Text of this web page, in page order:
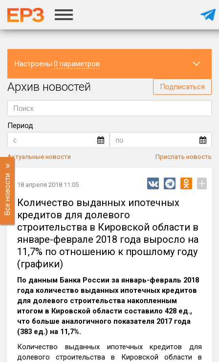
Настроены 0 параметров
Регион
Архив новостей Подписаться
Период
Актуальные новости Прислать новость
Все новости 18 апреля 2018 11:05 +
Количество выданных ипотечных
кредитов для долевого
строительства в Кировской области в
январе-феврале 2018 года выросло на
11,7% по отношению к прошлому году
(графики)
По данным Банка России за январь-февраль 2018
года количество выданных ипотечных кредитов
для долевого строительства накопленным
итогом в Кировской области составило 428 ед.,
что больше аналогичного показателя 2017 года
(383 ед.) на 11,7%.
Количество выданных ипотечных кредитов для
долевого строительства в Кировской области в